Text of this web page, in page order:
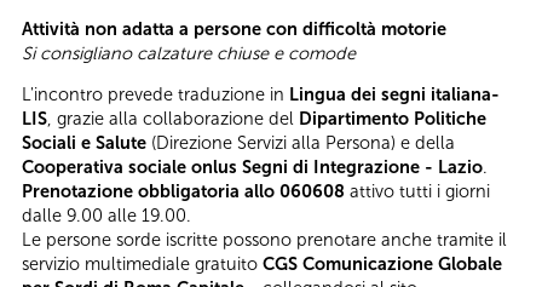
Attività non adatta a persone con difficoltà motorie
Si consigliano calzature chiuse e comode
L'incontro prevede traduzione in Lingua dei segni italiana-
LIS, grazie alla collaborazione del Dipartimento Politiche
Sociali e Salute (Direzione Servizi alla Persona) e della
Cooperativa sociale onlus Segni di Integrazione - Lazio.
Prenotazione obbligatoria allo 060608 attivo tutti i giorni
dalle 9.00 alle 19.00.
Le persone sorde iscritte possono prenotare anche tramite il
servizio multimediale gratuito CGS Comunicazione Globale